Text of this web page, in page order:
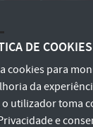
Conditions and Privacy
Statement
DE COOKIES
cookies para
da
utilizador toma
e